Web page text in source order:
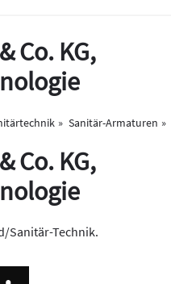
Co. KG,
Sanitär-Armaturen
Co. KG,
Sanitär-Technik.